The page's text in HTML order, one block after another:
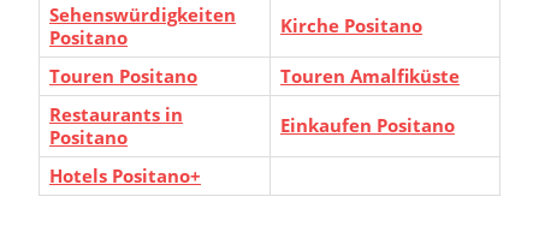
Sehenswürdigkeiten
Positano
Kirche Positano
Touren Positano
Touren Amalfiküste
Restaurants in
Positano
Einkaufen Positano
Hotels Positano+